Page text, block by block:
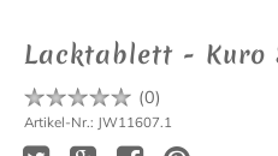
Lacktablett - Kuro
(0)
Artikel-Nr.: JW11607.1